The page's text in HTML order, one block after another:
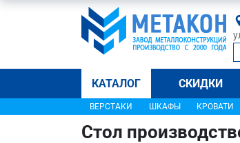
КАТАЛОГ СКИДКИ
ВЕРСТАКИ ШКАФЫ КРОВАТИ
Стол